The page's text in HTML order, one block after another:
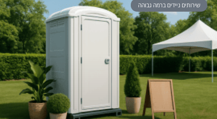
שירותים ניידים ברמה גבוהה